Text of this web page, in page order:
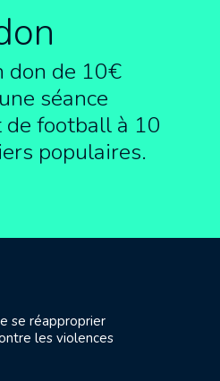
don de 10€
séance
de football à 10
populaires.
se réapproprier
les violences